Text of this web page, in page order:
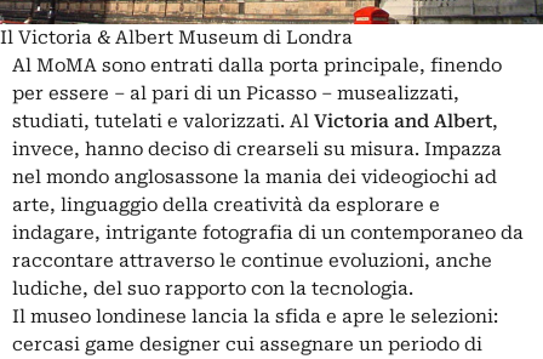
Il Victoria & Albert Museum di Londra
Al MoMA sono entrati dalla porta principale, finendo
per essere – al pari di un Picasso – musealizzati,
studiati, tutelati e valorizzati. Al Victoria and Albert,
invece, hanno deciso di crearseli su misura. Impazza
nel mondo anglosassone la mania dei videogiochi ad
arte, linguaggio della creatività da esplorare e
indagare, intrigante fotografia di un contemporaneo da
raccontare attraverso le continue evoluzioni, anche
ludiche, del suo rapporto con la tecnologia.
Il museo londinese lancia la sfida e apre le selezioni:
cercasi game designer cui assegnare un periodo di